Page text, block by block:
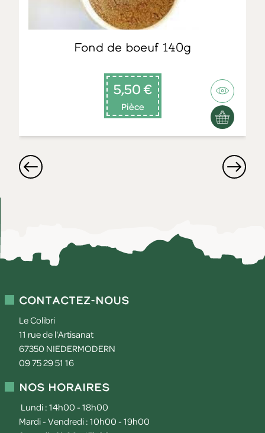
Fond de boeuf 140g
5,50 €
Pièce
Contactez-nous
Le Colibri
11 rue de l'Artisanat
67350 NIEDERMODERN
09 75 29 51 16
Nos horaires
Lundi : 14h00 - 18h00
Mardi - Vendredi : 10h00 - 19h00